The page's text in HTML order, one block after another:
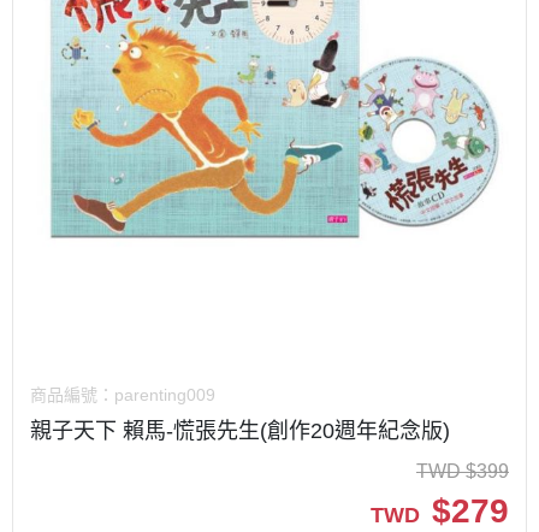
商品編號： parenting009
親子天下 賴馬-慌張先生(創作20週年紀念版)
TWD $399
TWD $279